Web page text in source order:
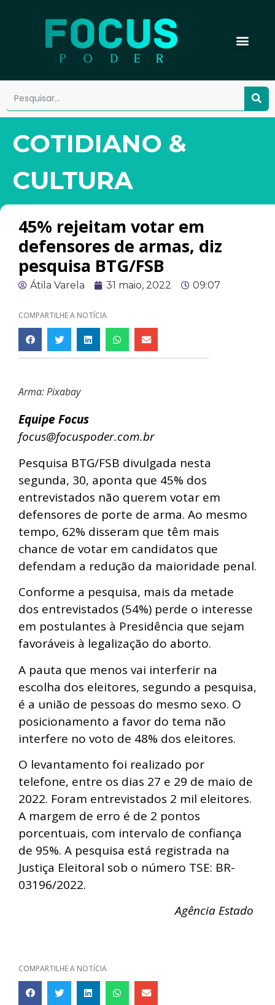
COTIDIANO &
CULTURA
45% rejeitam votar em
defensores de armas, diz
pesquisa BTG/FSB
Átila Varela 31 maio, 2022 09:07
COMPARTILHE A NOTÍCIA
Arma: Pixabay
Equipe Focus
focus@focuspoder.com.br
Pesquisa BTG/FSB divulgada nesta
segunda, 30, aponta que 45% dos
entrevistados não querem votar em
defensores de porte de arma. Ao mesmo
tempo, 62% disseram que têm mais
chance de votar em candidatos que
defendam a redução da maioridade penal.
Conforme a pesquisa, mais da metade
dos entrevistados (54%) perde o interesse
em postulantes à Presidência que sejam
favoráveis à legalização do aborto.
A pauta que menos vai interferir na
escolha dos eleitores, segundo a pesquisa,
é a união de pessoas do mesmo sexo. O
posicionamento a favor do tema não
interfere no voto de 48% dos eleitores.
O levantamento foi realizado por
telefone, entre os dias 27 e 29 de maio de
2022. Foram entrevistados 2 mil eleitores.
A margem de erro é de 2 pontos
porcentuais, com intervalo de confiança
de 95%. A pesquisa está registrada na
Justiça Eleitoral sob o número TSE: BR-
03196/2022.
Agência Estado
COMPARTILHE A NOTÍCIA